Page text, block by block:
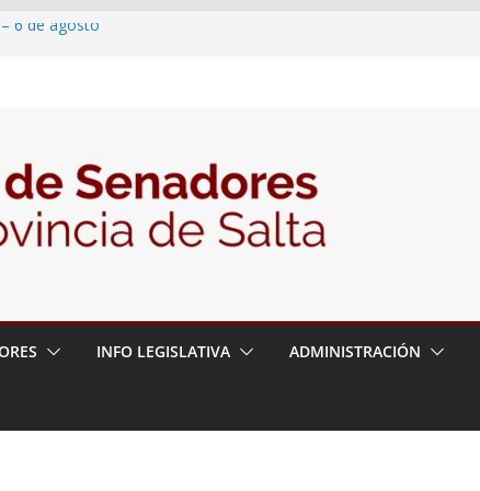
6 de agosto
– 06/08/26 – Créase el Ente Salteño
Vegetal
INFO LEGISLATIVA ADMINISTRACIÓN